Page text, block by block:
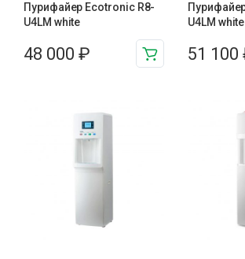
Пурифайер Ecotronic R8-
U4LM white
48 000 ₽
U4LM white
51 100